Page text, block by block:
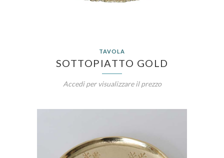
TAVOLA
SOTTOPIATTO GOLD
Accedi per visualizzare il prezzo